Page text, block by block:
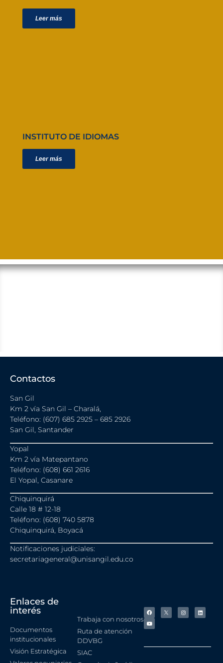
Leer más
INSTITUTO DE IDIOMAS
Leer más
Contactos
San Gil
Km 2 vía San Gil – Charalá,
Teléfono: (607) 685 2925 – 685 2926
San Gil, Santander
Yopal
Km 2 vía Matepantano
Teléfono: (608) 661 2616
El Yopal, Casanare
Chiquinquirá
Calle 18 # 12-18
Teléfono: (608) 740 5878
Chiquinquirá, Boyacá
Notificaciones judiciales:
secretariageneral@unisangil.edu.co
Enlaces de
interés
Documentos
institucionales
Visión Estratégica
Trabaja con nosotros
Ruta de atención
DDVBG
SIAC